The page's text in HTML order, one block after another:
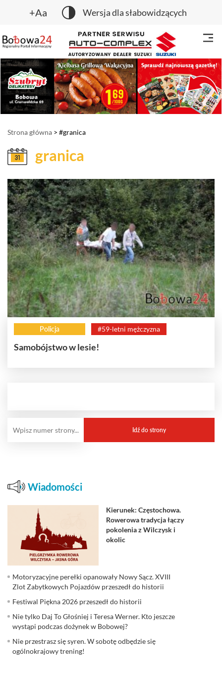
+Aa Wersja dla słabowidzących
Strona główna > #granica
granica
Policja #59-letni mężczyzna
Samobójstwo w lesie!
Wiadomości
Kierunek: Częstochowa.
Rowerowa tradycja łączy
pokolenia z Wilczysk i
okolic
Motoryzacyjne perełki opanowały Nowy Sącz. XVIII
Zlot Zabytkowych Pojazdów przeszedł do historii
Festiwal Piękna 2026 przeszedł do historii
Nie tylko Daj To Głośniej i Teresa Werner. Kto jeszcze
wystąpi podczas dożynek w Bobowej?
Nie przestrasz się syren. W sobotę odbędzie się
ogólnokrajowy trening!